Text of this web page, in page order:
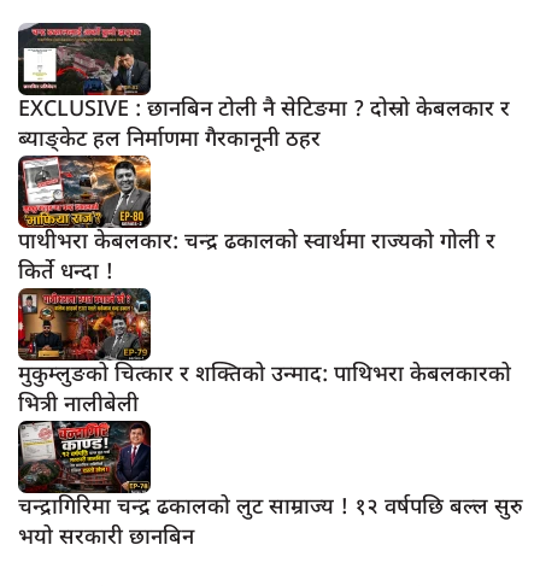
EXCLUSIVE : छानबिन टोली नै सेटिङमा ? दोस्रो केबलकार र
ब्याङ्केट हल निर्माणमा गैरकानूनी ठहर
पाथीभरा केबलकार: चन्द्र ढकालको स्वार्थमा राज्यको गोली र
किर्ते धन्दा !
मुकुम्लुङको चित्कार र शक्तिको उन्माद: पाथिभरा केबलकारको
भित्री नालीबेली
चन्द्रागिरिमा चन्द्र ढकालको लुट साम्राज्य ! १२ वर्षपछि बल्ल सुरु
भयो सरकारी छानबिन